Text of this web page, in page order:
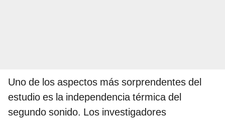
Uno de los aspectos más sorprendentes del
estudio es la independencia térmica del
segundo sonido. Los investigadores